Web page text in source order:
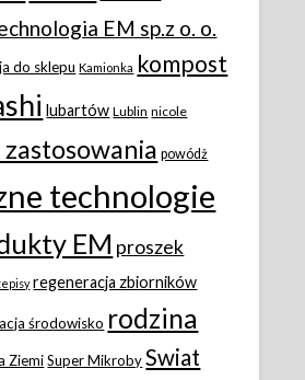
EM sp.z o. o.
do sklepu Kamionka kompost
lubartów Lublin nicole
powódż
technologie
EM proszek
regeneracja zbiorników
środowisko rodzina
Ziemi Super Mikroby Swiat